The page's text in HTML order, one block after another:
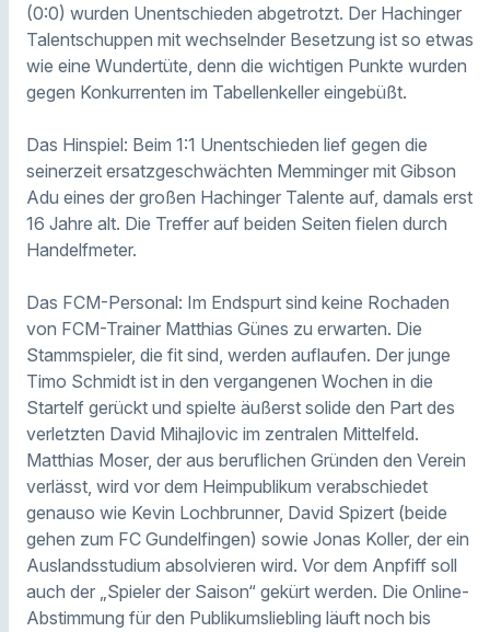
(0:0) wurden Unentschieden abgetrotzt. Der Hachinger
Talentschuppen mit wechselnder Besetzung ist so etwas
wie eine Wundertüte, denn die wichtigen Punkte wurden
gegen Konkurrenten im Tabellenkeller eingebüßt.
Das Hinspiel: Beim 1:1 Unentschieden lief gegen die
seinerzeit ersatzgeschwächten Memminger mit Gibson
Adu eines der großen Hachinger Talente auf, damals erst
16 Jahre alt. Die Treffer auf beiden Seiten fielen durch
Handelfmeter.
Das FCM-Personal: Im Endspurt sind keine Rochaden
von FCM-Trainer Matthias Günes zu erwarten. Die
Stammspieler, die fit sind, werden auflaufen. Der junge
Timo Schmidt ist in den vergangenen Wochen in die
Startelf gerückt und spielte äußerst solide den Part des
verletzten David Mihajlovic im zentralen Mittelfeld.
Matthias Moser, der aus beruflichen Gründen den Verein
verlässt, wird vor dem Heimpublikum verabschiedet
genauso wie Kevin Lochbrunner, David Spizert (beide
gehen zum FC Gundelfingen) sowie Jonas Koller, der ein
Auslandsstudium absolvieren wird. Vor dem Anpfiff soll
auch der „Spieler der Saison“ gekürt werden. Die Online-
Abstimmung für den Publikumsliebling läuft noch bis